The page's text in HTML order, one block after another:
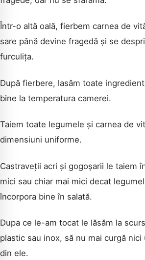
Într-o altă oală, fierbem carnea de
sare până devine fragedă și se
furculița.
După fierbere, lasăm toate
bine la temperatura camerei.
Taiem toate legumele și carnea de
dimensiuni uniforme.
Castraveții acri și gogoșarii le taiem
mici sau chiar mai mici decat
încorpora bine în salată.
Dupa ce le-am tocat le lăsăm la
plastic sau inox, să nu mai curgă nici
din ele.